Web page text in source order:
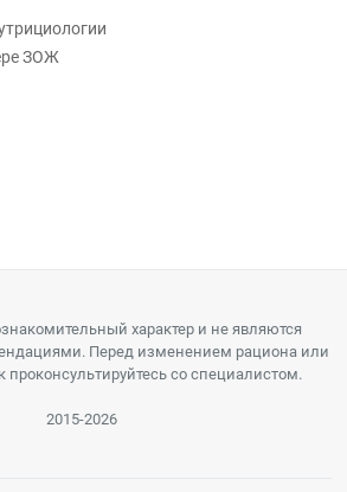
ЗОЖ
характер и не являются
Перед изменением рациона или
проконсультируйтесь со специалистом.
2015-2026